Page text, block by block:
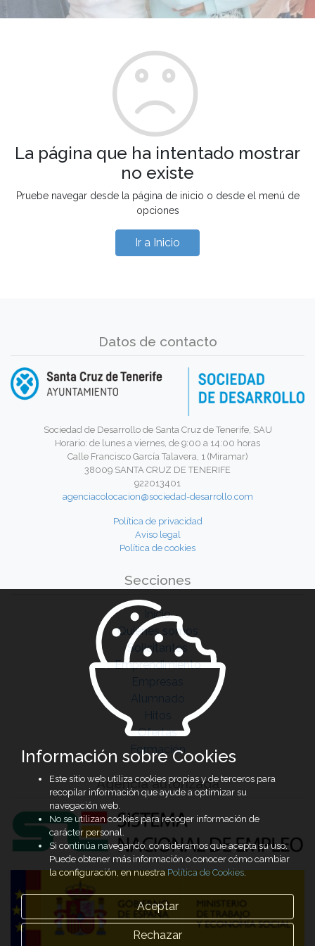
La página que ha intentado mostrar
no existe
Pruebe navegar desde la página de inicio o desde el menú de
opciones
Ir a Inicio
Datos de contacto
Sociedad de Desarrollo de Santa Cruz de Tenerife, SAU
Horario: de lunes a viernes, de 9:00 a 14:00 horas
Calle Francisco García Talavera, 1 (Miramar)
38009 SANTA CRUZ DE TENERIFE
922013401
agenciacolocacion@sociedad-desarrollo.com
Política de privacidad
Aviso legal
Política de cookies
Secciones
Inicio
Quiénes somos
Solicitantes
Emprendimiento
Empresas
Alumnado
Hitos
Ofertas
Formación
Agencia autorizada
Información sobre Cookies
Este sitio web utiliza cookies propias y de terceros para
recopilar información que ayude a optimizar su
navegación web.
No se utilizan cookies para recoger información de
carácter personal.
Si continúa navegando, consideramos que acepta su uso.
Puede obtener más información o conocer cómo cambiar
la configuración, en nuestraPolítica de Cookies.
Aceptar
Rechazar